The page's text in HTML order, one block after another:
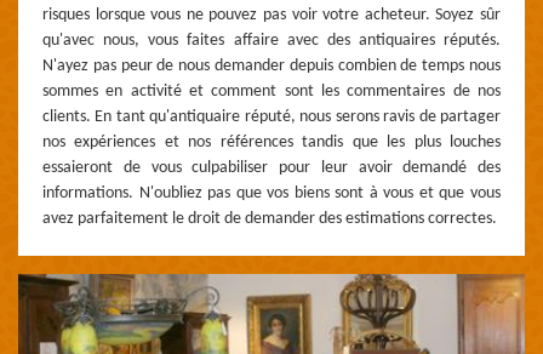
risques lorsque vous ne pouvez pas voir votre acheteur. Soyez sûr
qu'avec nous, vous faites affaire avec des antiquaires réputés.
N'ayez pas peur de nous demander depuis combien de temps nous
sommes en activité et comment sont les commentaires de nos
clients. En tant qu'antiquaire réputé, nous serons ravis de partager
nos expériences et nos références tandis que les plus louches
essaieront de vous culpabiliser pour leur avoir demandé des
informations. N'oubliez pas que vos biens sont à vous et que vous
avez parfaitement le droit de demander des estimations correctes.